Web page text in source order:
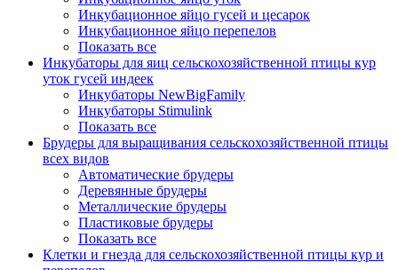
Инкубационное яйцо гусей и цесарок
Инкубационное яйцо перепелов
Показать все
Инкубаторы для яиц сельскохозяйственной птицы кур
уток гусей индеек
Инкубаторы NewBigFamily
Инкубаторы Stimulink
Показать все
Брудеры для выращивания сельскохозяйственной птицы
всех видов
Автоматические брудеры
Деревянные брудеры
Металлические брудеры
Пластиковые брудеры
Показать все
Клетки и гнезда для сельскохозяйственной птицы кур и